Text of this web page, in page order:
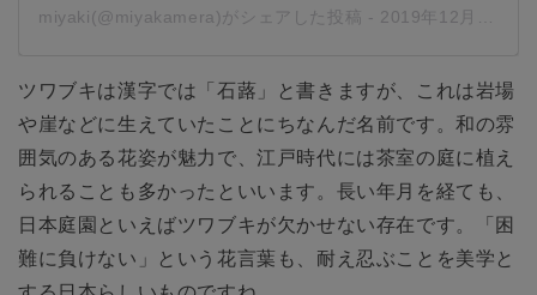
miyaki(@miyakamera)がシェアした投稿 - 2019年12月月16日午後2時03分PST
ツワブキは漢字では「石蕗」と書きますが、これは岩場
や崖などに生えていたことにちなんだ名前です。和の雰
囲気のある花姿が魅力で、江戸時代には茶室の庭に植え
られることも多かったといいます。長い年月を経ても、
日本庭園といえばツワブキが欠かせない存在です。「困
難に負けない」という花言葉も、耐え忍ぶことを美学と